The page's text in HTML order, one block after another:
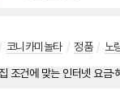
/ 코니카미놀타 / 정품 / 노